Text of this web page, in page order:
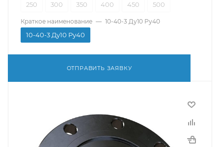
250 300 350 400 450 500
Краткое наименование — 10-40-3 Ду10 Ру40
10-40-3 Ду10 Ру40
ОТПРАВИТЬ ЗАЯВКУ